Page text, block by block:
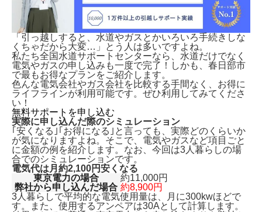
「引っ越しすると、水道やガスとかいろいろ手続きしな
くちゃだから大変…」とう人は多いですよね。
私たち全国水道サポートセンターなら、水道だけでなく
電気やガスの申し込みも一度で完了！しかも、 春日部市
で最もお得なプランをご紹介します。
色んな電気会社やガス会社を比較する手間なく、お得に
ライフラインが利用可能です。ぜひ利用してみてくださ
い！
無料サポートを申し込む
実際に申し込んだ際のシミュレーション
｢安くなる｣｢お得になる｣と言っても、実際どのくらいか
が気になりますよね。そこで、電気やガスなど項目ごと
に金額の例を紹介します。なお、今回は3人暮らしの場
合でのシミュレーションです。
電気代は月約2,100円安くなる
東京電力の場合
約11,000円
弊社から申し込んだ場合 約8,900円
3人暮らしで平均的な電気使用量は、月に300kwほどで
す。また、使用するアンペアは30Aとして計算します。